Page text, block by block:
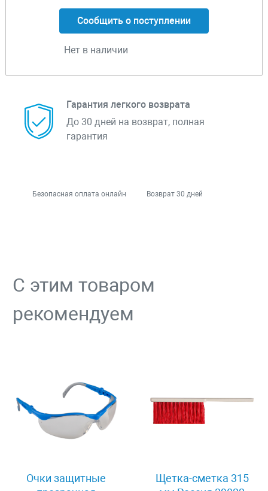
Сообщить о поступлении
Нет в наличии
Гарантия легкого возврата
До 30 дней на возврат, полная
гарантия
Безопасная оплата онлайн Возврат 30 дней
С этим товаром
рекомендуем
Очки защитные
Щетка-сметка 315